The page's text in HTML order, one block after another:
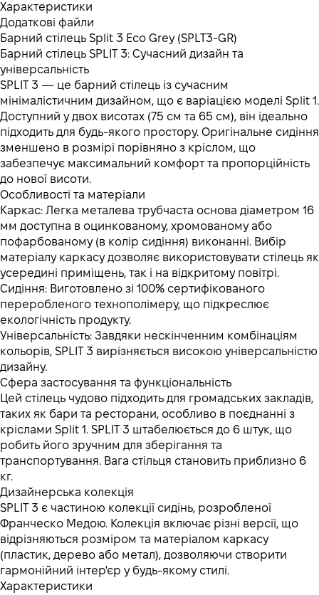
Характеристики
Додаткові файли
Барний стілець Split 3 Eco Grey (SPLT3-GR)
Барний стілець SPLIT 3: Сучасний дизайн та
універсальність
SPLIT 3 — це барний стілець із сучасним
мінімалістичним дизайном, що є варіацією моделі Split 1.
Доступний у двох висотах (75 см та 65 см), він ідеально
підходить для будь-якого простору. Оригінальне сидіння
зменшено в розмірі порівняно з кріслом, що
забезпечує максимальний комфорт та пропорційність
до нової висоти.
Особливості та матеріали
Каркас: Легка металева трубчаста основа діаметром 16
мм доступна в оцинкованому, хромованому або
пофарбованому (в колір сидіння) виконанні. Вибір
матеріалу каркасу дозволяє використовувати стілець як
усередині приміщень, так і на відкритому повітрі.
Сидіння: Виготовлено зі 100% сертифікованого
переробленого технополімеру, що підкреслює
екологічність продукту.
Універсальність: Завдяки нескінченним комбінаціям
кольорів, SPLIT 3 вирізняється високою універсальністю
дизайну.
Сфера застосування та функціональність
Цей стілець чудово підходить для громадських закладів,
таких як бари та ресторани, особливо в поєднанні з
кріслами Split 1. SPLIT 3 штабелюється до 6 штук, що
робить його зручним для зберігання та
транспортування. Вага стільця становить приблизно 6
кг.
Дизайнерська колекція
SPLIT 3 є частиною колекції сидінь, розробленої
Франческо Медою. Колекція включає різні версії, що
відрізняються розміром та матеріалом каркасу
(пластик, дерево або метал), дозволяючи створити
гармонійний інтер'єр у будь-якому стилі.
Характеристики